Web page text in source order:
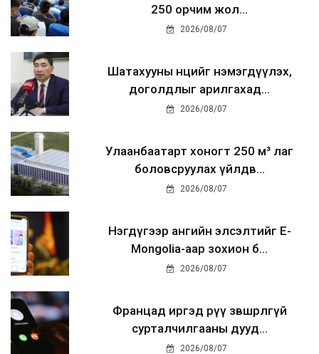
250 орчим жол...
2026/08/07
Шатахууны нөөцийг нэмэгдүүлэх,
доголдлыг арилгахад...
2026/08/07
Улаанбаатарт хоногт 250 м³ лаг
боловсруулах үйлдв...
2026/08/07
Нэгдүгээр ангийн элсэлтийг E-
Mongolia-аар зохион б...
2026/08/07
Францад иргэд рүү зөвшөөрөлгүй
сурталчилгааны дууд...
2026/08/07